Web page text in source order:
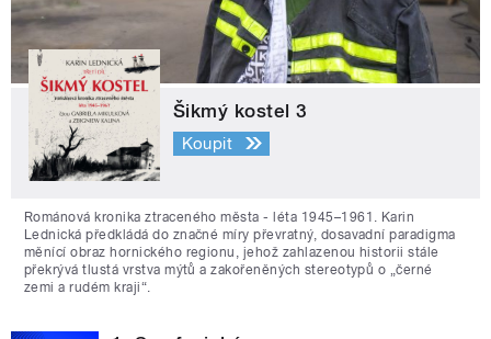
Šikmý kostel 3
Koupit
Románová kronika ztraceného města - léta 1945–1961. Karin
Lednická předkládá do značné míry převratný, dosavadní paradigma
měnící obraz hornického regionu, jehož zahlazenou historii stále
překrývá tlustá vrstva mýtů a zakořeněných stereotypů o „černé
zemi a rudém kraji“.